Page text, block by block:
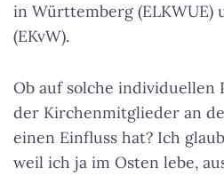
in Württemberg (ELKWUE)
(EKvW).
Ob auf solche individuellen
der Kirchenmitglieder an
einen Einfluss hat? Ich
weil ich ja im Osten lebe,